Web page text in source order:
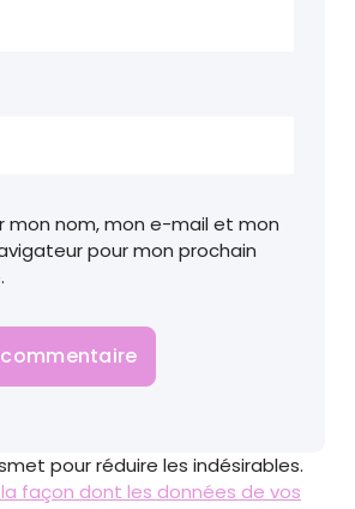
mon nom, mon e-mail et mon
pour mon prochain
pour réduire les indésirables.
la façon dont les données de vos